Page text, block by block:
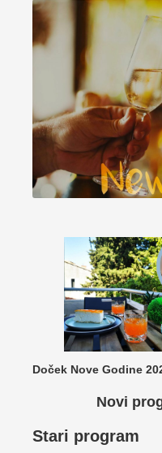
Doček Nove Godine
Novi
Stari program